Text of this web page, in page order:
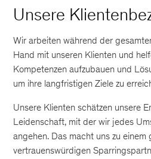
Unsere
Wir arbeiten während der
Hand mit unseren Klienten und
Kompetenzen aufzubauen und
um ihre langfristigen Ziele zu
Unsere Klienten schätzen unsere
Leidenschaft, mit der wir jedes
angehen. Das macht uns zu einem
vertrauenswürdigen